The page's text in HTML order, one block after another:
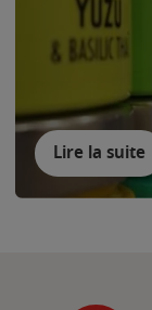
Lire la suite